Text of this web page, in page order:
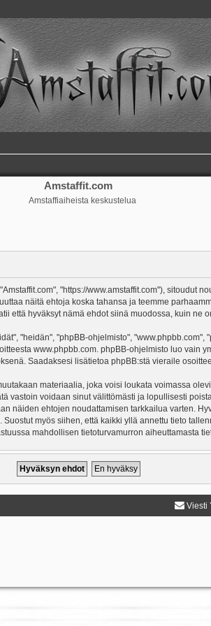
Amstaffit.com
Amstaffiaiheista keskustelua
"https://www.amstaffit.com"), sitoudut
näitä ehtoja koska tahansa ja teemme
että hyväksyt nämä ehdot siinä muodossa, kuin ne
"heidän", "phpBB-ohjelmisto", "www.phpbb.com",
www.phpbb.com. phpBB-ohjelmisto luo vain
Saadaksesi lisätietoa phpBB:stä vieraile
materiaalia, joka voisi loukata voimassa
vastoin voidaan sinut välittömästi ja lopullisesti
näiden ehtojen noudattamisen tarkkailua varten.
myös siihen, että kaikki yllä annettu tieto
mahdollisen tietoturvamurron aiheuttamasta
Viesti